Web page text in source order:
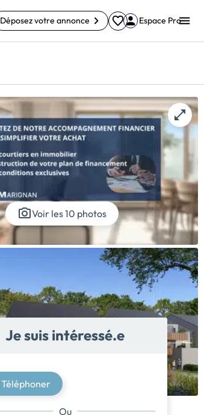
Déposez votre annonce Espace Pro
Voir les 10 photos
Je suis intéressé.e
Téléphoner
Ou